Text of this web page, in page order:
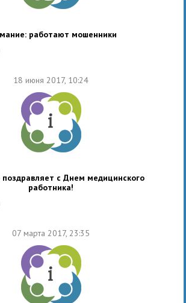
работают мошенники
18 июня 2017, 10:24
с Днем медицинского
работника!
07 марта 2017, 23:35